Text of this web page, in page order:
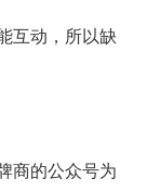
互动，所以缺
商的公众号为